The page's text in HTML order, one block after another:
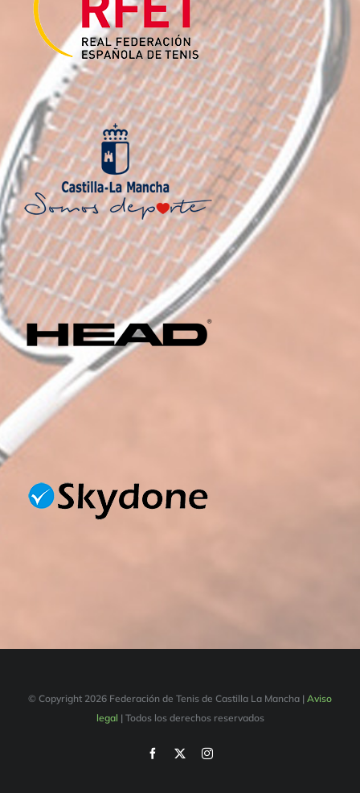
© Copyright 2026 Federación de Tenis de Castilla La Mancha | Aviso
legal | Todos los derechos reservados
Facebook Instagram